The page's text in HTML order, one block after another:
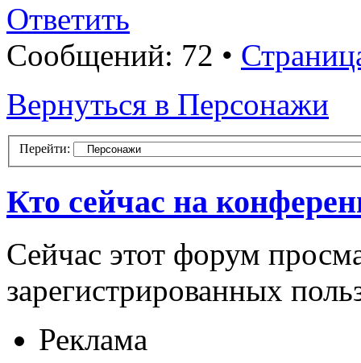
Ответить
Сообщений: 72 •
Вернуться в Персонажи
Перейти:
Кто сейчас на
Сейчас этот форум
зарегистрированных
Реклама